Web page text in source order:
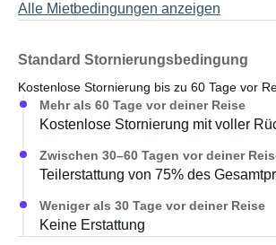
Alle Mietbedingungen anzeigen
Standard Stornierungsbedingung
Kostenlose Stornierung bis zu 60 Tage vor
Mehr als 60 Tage vor deiner Reise
Kostenlose Stornierung mit voller
Zwischen 30–60 Tagen vor deiner
Teilerstattung von 75% des
Weniger als 30 Tage vor deiner Reise
Keine Erstattung